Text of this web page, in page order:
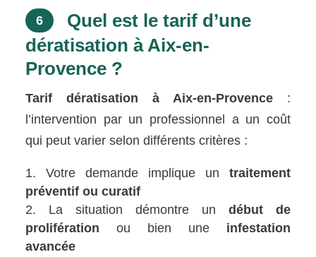
6
Quel est le tarif d’une
dératisation à Aix-en-
Provence ?
Tarif dératisation à Aix-en-Provence:
l’intervention par un professionnel a un coût
qui peut varier selon différents critères :
Votre demande implique un traitement
préventif ou curatif
La situation démontre un début de
prolifération ou bien uneinfestation
avancée